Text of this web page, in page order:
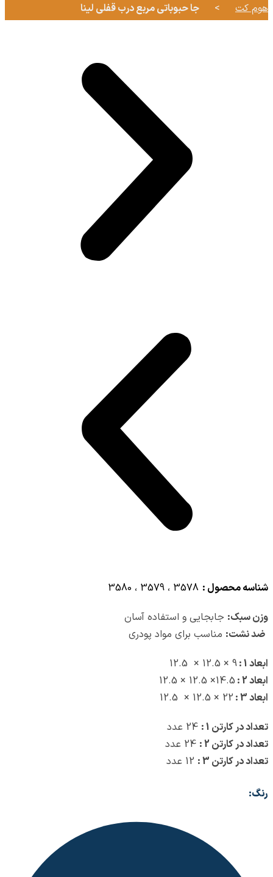
هوم کت > جا حبوباتی مربع درب قفلی لینا
شناسه محصول : 3578 ، 3579 ، 3580
وزن سبک: جابجایی و استفاده آسان
ضد نشت: مناسب برای مواد پودری
ابعاد 1 :
9 × 12.5 × 12.5
ابعاد 2 :
14.5× 12.5 × 12.5
ابعاد 3 :
22 × 12.5 × 12.5
تعداد در کارتن 1 :
تعداد در کارتن 2 :
تعداد در کارتن 3 :
رنگ: